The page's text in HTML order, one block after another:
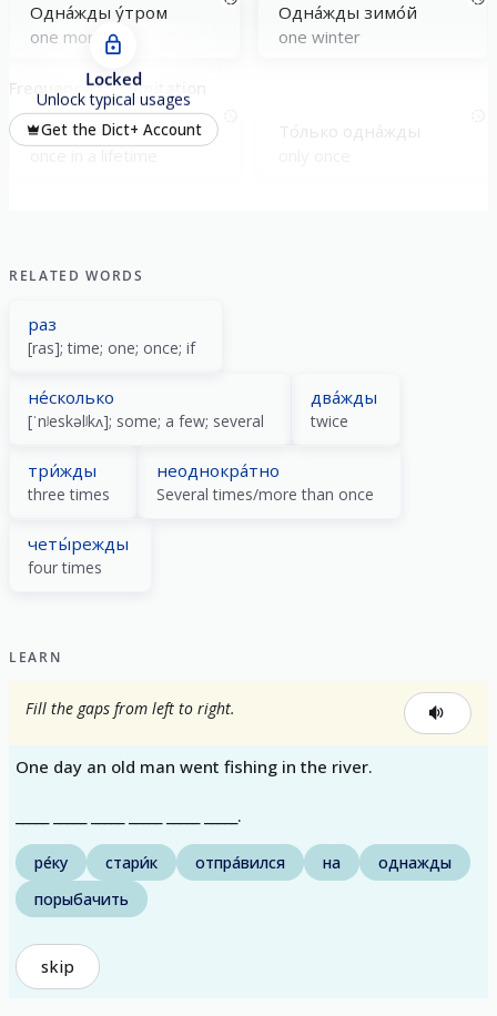
Одна́жды у́тром
one morning
Одна́жды зимо́й
one winter
Frequency and limitation
Одна́жды в жи́зни
Locked
Unlock typical usages
Get the Dict+ Account
RELATED WORDS
раз
[ras]; time; one; once; if
не́сколько
[ˈnʲeskəlʲkʌ]; some; a few; several
два́жды
twice
три́жды
three times
неоднокра́тно
Several times/more than once
четы́режды
four times
LEARN
Fill the gaps from left to right.
One day an old man went fishing in the river.
_____ _____ _____ _____ _____ _____.
ре́ку стари́к отпра́вился на
однажды
порыбачить
skip